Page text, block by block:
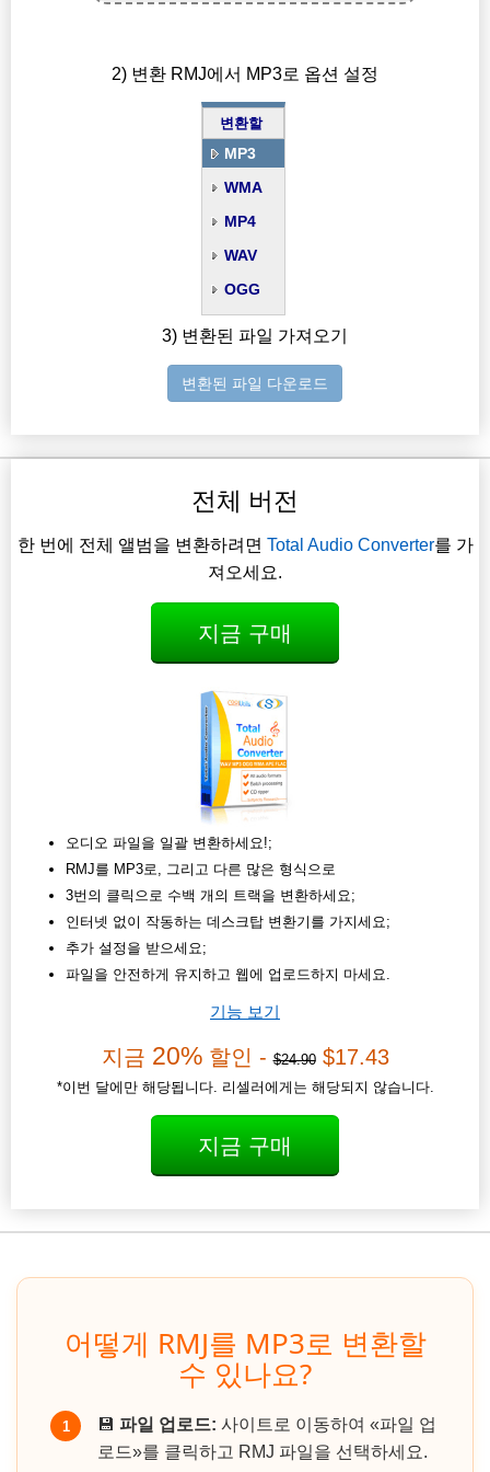
2) 변환 RMJ에서 MP3로 옵션 설정
변환할
MP3
WMA
MP4
WAV
OGG
3) 변환된 파일 가져오기
변환된 파일 다운로드
전체 버전
한 번에 전체 앨범을 변환하려면 Total Audio Converter를 가
져오세요.
지금 구매
오디오 파일을 일괄 변환하세요!;
RMJ를 MP3로, 그리고 다른 많은 형식으로
3번의 클릭으로 수백 개의 트랙을 변환하세요;
인터넷 없이 작동하는 데스크탑 변환기를 가지세요;
추가 설정을 받으세요;
파일을 안전하게 유지하고 웹에 업로드하지 마세요.
기능 보기
지금 20%할인 -$24.90$17.43
*이번 달에만 해당됩니다. 리셀러에게는 해당되지 않습니다.
지금 구매
어떻게 RMJ를 MP3로 변환할
수 있나요?
1 💾 파일 업로드: 사이트로 이동하여 «파일 업
로드»를 클릭하고 RMJ 파일을 선택하세요.